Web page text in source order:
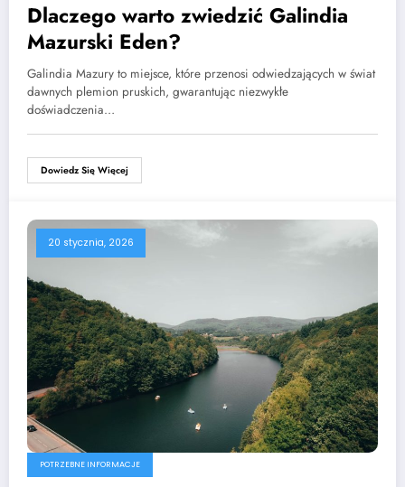
Dlaczego warto zwiedzić Galindia
Mazurski Eden?
Galindia Mazury to miejsce, które przenosi odwiedzających w świat
dawnych plemion pruskich, gwarantując niezwykłe
doświadczenia…
Dowiedz Się Więcej
20 stycznia, 2026
POTRZEBNE INFORMACJE